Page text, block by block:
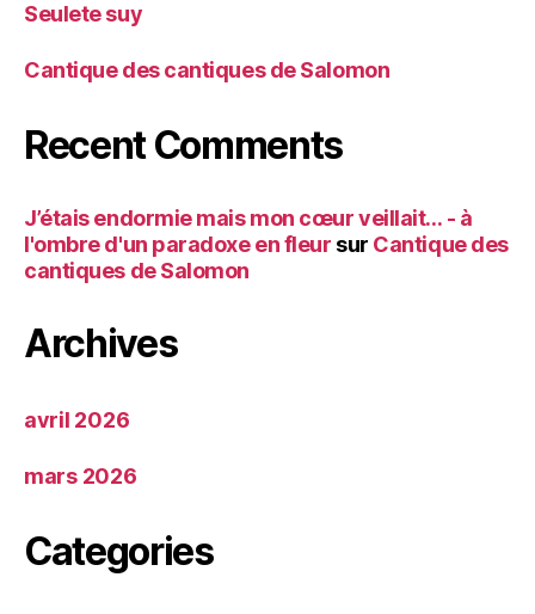
Seulete suy
Cantique des cantiques de Salomon
Recent Comments
J’étais endormie mais mon cœur veillait… - à
l'ombre d'un paradoxe en fleur sur Cantique des
cantiques de Salomon
Archives
avril 2026
mars 2026
Categories